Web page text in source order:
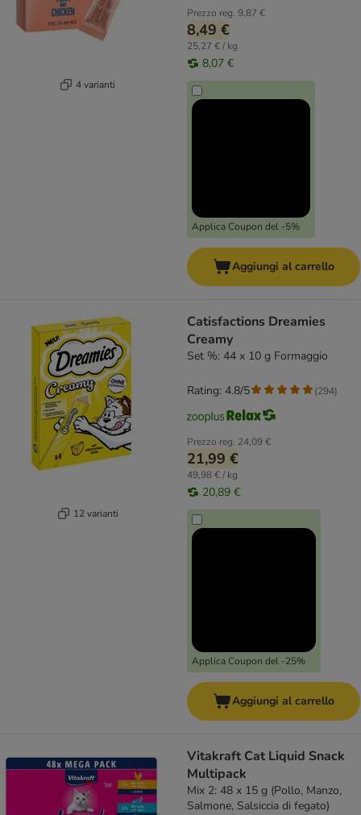
4 varianti
Prezzo reg. 9,87 €
8,49 €
25,27 € / kg
8,07 €
Applica Coupon del -5%
Aggiungi al carrello
12 varianti
Catisfactions Dreamies
Creamy
Set %: 44 x 10 g Formaggio
Prezzo reg. 24,09 €
21,99 €
49,98 € / kg
20,89 €
Applica Coupon del -25%
Rating: 4.8/5 (294)
Aggiungi al carrello
Vitakraft Cat Liquid Snack
Multipack
Mix 2: 48 x 15 g (Pollo, Manzo,
Salmone, Salsiccia di fegato)